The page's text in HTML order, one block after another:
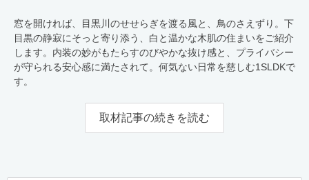
窓を開ければ、目黒川のせせらぎを渡る風と、鳥のさえずり。下
目黒の静寂にそっと寄り添う、白と温かな木肌の住まいをご紹介
します。内装の妙がもたらすのびやかな抜け感と、プライバシー
が守られる安心感に満たされて。何気ない日常を慈しむ1SLDKで
す。
取材記事の続きを読む